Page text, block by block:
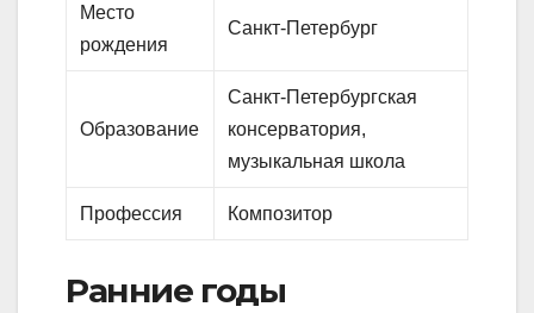
Место
рождения
Санкт-Петербург
Образование
Санкт-Петербургская
консерватория,
музыкальная школа
Профессия Композитор
Ранние годы